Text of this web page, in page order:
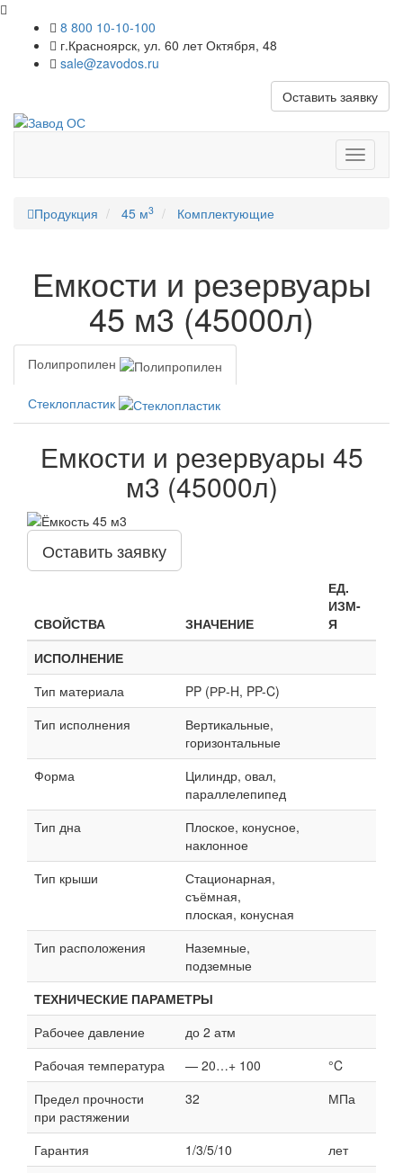
8 800 10-10-100
г.Красноярск, ул. 60 лет Октября, 48
sale@zavodos.ru
Оставить заявку
меню
Продукция 45 м3 Комплектующие
Емкости и резервуары
45 м3 (45000л)
Полипропилен
Стеклопластик
Емкости и резервуары 45
м3 (45000л)
Оставить заявку
СВОЙСТВА ЗНАЧЕНИЕ
ЕД.
ИЗМ-
Я
ИСПОЛНЕНИЕ
Тип материала
PP (РР-H, PP-C)
Тип исполнения
Вертикальные,
горизонтальные
Форма
Цилиндр, овал,
параллелепипед
Тип дна
Плоское, конусное,
наклонное
Тип крыши
Стационарная,
съёмная,
плоская, конусная
Тип расположения
Наземные,
подземные
ТЕХНИЧЕСКИЕ ПАРАМЕТРЫ
Рабочее давление
до 2 атм
Рабочая температура
— 20…+ 100
°C
Предел прочности
при растяжении
32 МПа
Гарантия 1/3/5/10
лет